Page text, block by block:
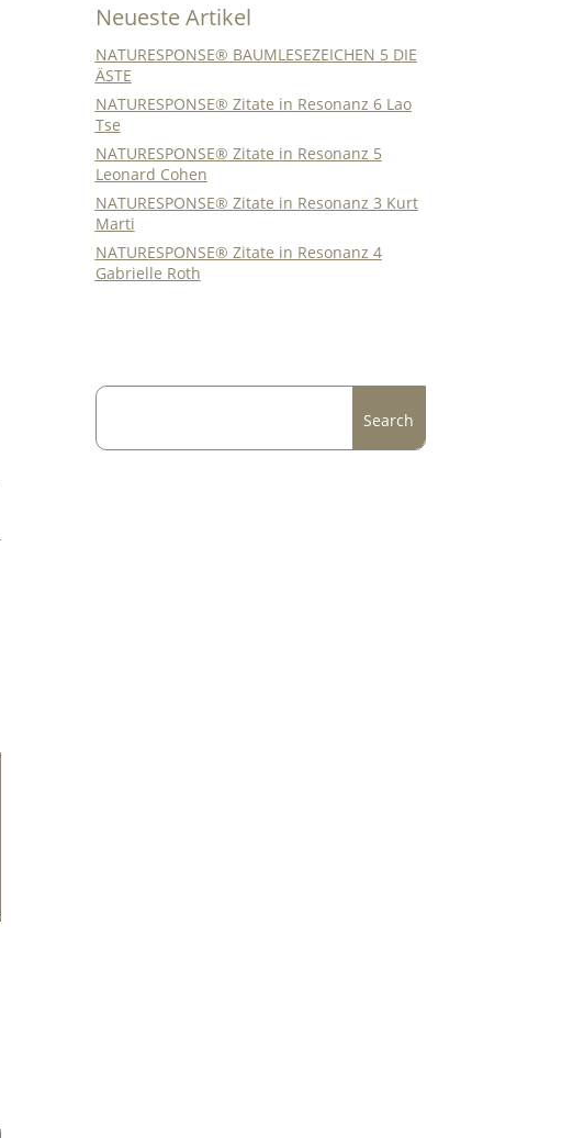
Neueste Artikel
NATURESPONSE® BAUMLESEZEICHEN 5 DIE
ÄSTE
NATURESPONSE® Zitate in Resonanz 6 Lao
Tse
NATURESPONSE® Zitate in Resonanz 5
Leonard Cohen
NATURESPONSE® Zitate in Resonanz 3 Kurt
Marti
NATURESPONSE® Zitate in Resonanz 4
Gabrielle Roth